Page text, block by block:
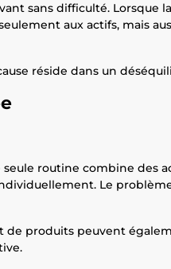
sans difficulté. Lorsque
aux actifs, mais
réside dans un
routine combine des
Le
produits peuvent